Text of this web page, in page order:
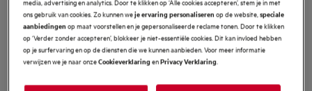
ons gebruik van cookies. Zo kunnen weje ervaring personaliseren op de website,speciale
aanbiedingen op maat voorstellen en je gepersonaliseerde reclame tonen. Door te klikken
op ‘Verder zonder accepteren’, blokkeer je niet-essentiële cookies. Dit kan invloed hebben
op je surfervaring en op de diensten die we kunnen aanbieden. Voor meer informatie
verwijzen we je naar onzeCookieverklaringenPrivacy Verklaring.